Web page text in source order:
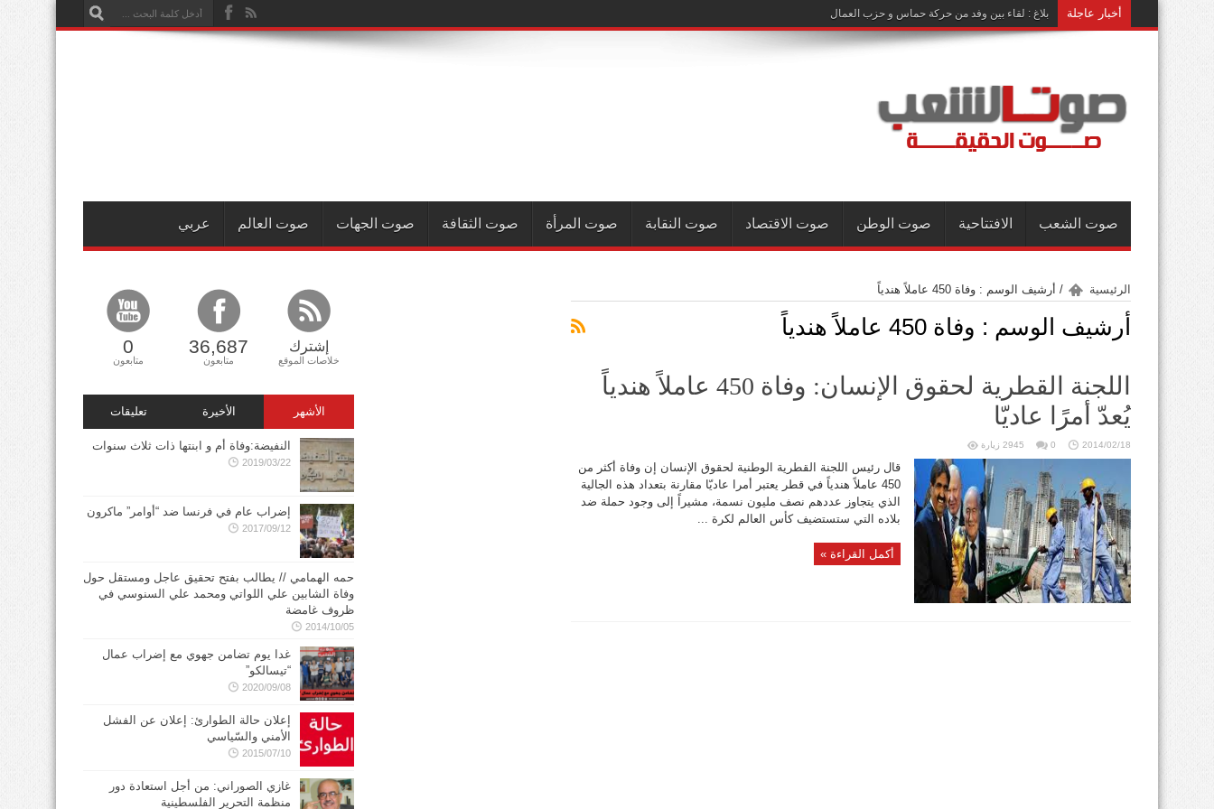
أخبار عاجلة بلاغ : لقاء بين وفد من حركة حماس و حزب العمال
صوت الشعب الافتتاحية صوت الوطن صوت الاقتصاد صوت النقابة صوت المرأة صوت الثقافة صوت الجهات صوت العالم عربي
الرئيسية / أرشيف الوسم : وفاة 450 عاملاً هندياً
أرشيف الوسم : وفاة 450 عاملاً هندياً
اللجنة القطرية لحقوق الإنسان: وفاة 450 عاملاً هندياً
يُعدّ أمرًا عاديّا
2014/02/18
0 2945 زيارة
قال رئيس اللجنة القطرية الوطنية لحقوق الإنسان إن وفاة أكثر من
450 عاملاً هندياً في قطر يعتبر أمرا عاديّا مقارنة بتعداد هذه الجالية
الذي يتجاوز عددهم نصف مليون نسمة، مشيراً إلى وجود حملة ضد
بلاده التي ستستضيف كأس العالم لكرة ...
أكمل القراءة »
إشترك
خلاصات الموقع
36,687
متابعون
0
متابعون
الأشهر الأخيرة تعليقات
النفيضة:وفاة أم و ابنتها ذات ثلاث سنوات
2019/03/22
إضراب عام في فرنسا ضد “أوامر” ماكرون
2017/09/12
حمه الهمامي // يطالب بفتح تحقيق عاجل ومستقل حول
وفاة الشابين علي اللواتي ومحمد علي السنوسي في
ظروف غامضة
2014/10/05
غدا يوم تضامن جهوي مع إضراب عمال
“تيسالكو”
2020/09/08
إعلان حالة الطوارئ: إعلان عن الفشل
الأمني والسّياسي
2015/07/10
غازي الصوراني: من أجل استعادة دور
منظمة التحرير الفلسطينية